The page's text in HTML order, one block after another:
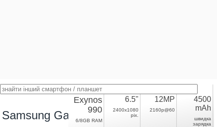
Samsung Galaxy S20 FE
Exynos
990
6/8GB RAM
6.5"
2400x1080
pix.
12MP
2160p@60
4500
mAh
швидка
зарядка